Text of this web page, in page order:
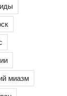
миазм